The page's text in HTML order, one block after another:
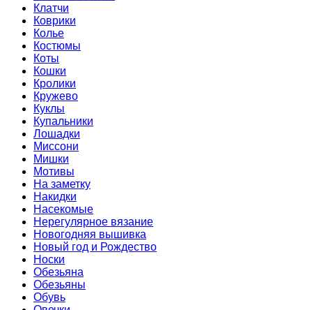
Клатчи
Коврики
Колье
Костюмы
Коты
Кошки
Кролики
Кружево
Куклы
Купальники
Лошадки
Миссони
Мишки
Мотивы
На заметку
Накидки
Насекомые
Нерегулярное вязание
Новогодняя вышивка
Новый год и Рождество
Носки
Обезьяна
Обезьяны
Обувь